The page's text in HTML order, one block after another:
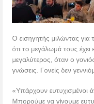
Ο εισηγητής μιλώντας για
ότι το μεγάλωμά τους έχει
μεγαλύτερος, όταν ο
γνώσεις. Γονείς δεν
«Υπάρχουν ευτυχισμένοι
Μπορούμε να γίνουμε